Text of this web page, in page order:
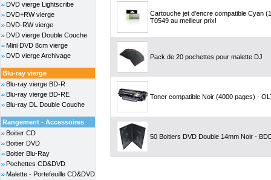
DVD vierge Lightscribe
DVD+RW vierge
DVD-RW vierge
DVD vierge Double Couche
Mini DVD 8cm vierge
DVD vierge Archivage
Blu-ray vierge
Blu-ray vierge BD-R
Blu-ray vierge BD-RE
Blu-ray DL Double Couche
Rangement - Accessoires
Boitier CD
Boitier DVD
Boitier Blu-Ray
Pochettes CD&DVD
Malette - Portefeuille CD&DVD
Cartouche jet d'encre compatible Cyan
T0549 au meilleur prix!
Pack de 20 pochettes pour malette DJ
Toner compatible Noir (4000 pages) -
50 Boitiers DVD Double 14mm Noir -